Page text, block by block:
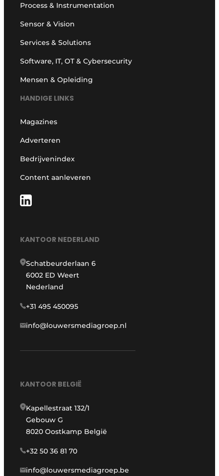
Process & Instrumentation
Sensor & Vision
Services & Solutions
Software, IT, OT & Cybersecurity
Mensen & Opleiding
HANDIGE LINKS
Magazines
Adverteren
Bedrijvenindex
Content aanleveren
KANTOOR NEDERLAND
Schatbeurderlaan 6
6002 ED Weert
Nederland
+31 495 450095
info@louwersmediagroep.nl
KANTOOR BELGIË
Kapellestraat 132/1
Gebouw G
8020 Oostkamp België
+32 50 36 81 70
info@louwersmediagroep.be